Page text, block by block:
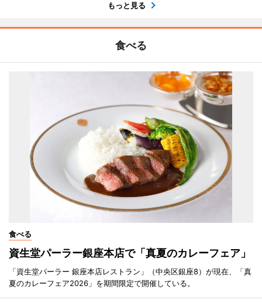
もっと見る
食べる
食べる
資生堂パーラー銀座本店で「真夏のカレーフェア」
「資生堂パーラー 銀座本店レストラン」（中央区銀座8）が現在、「真
夏のカレーフェア2026」を期間限定で開催している。